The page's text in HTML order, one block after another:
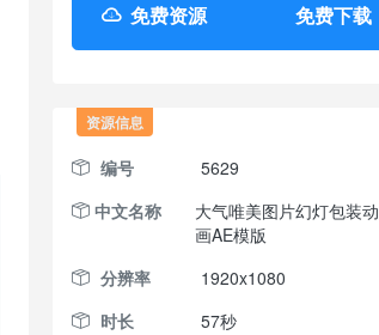
免费资源 免费下载
资源信息
编号
5629
中文名称
大气唯美图片幻灯包装动
画AE模版
分辨率
1920x1080
时长
57秒